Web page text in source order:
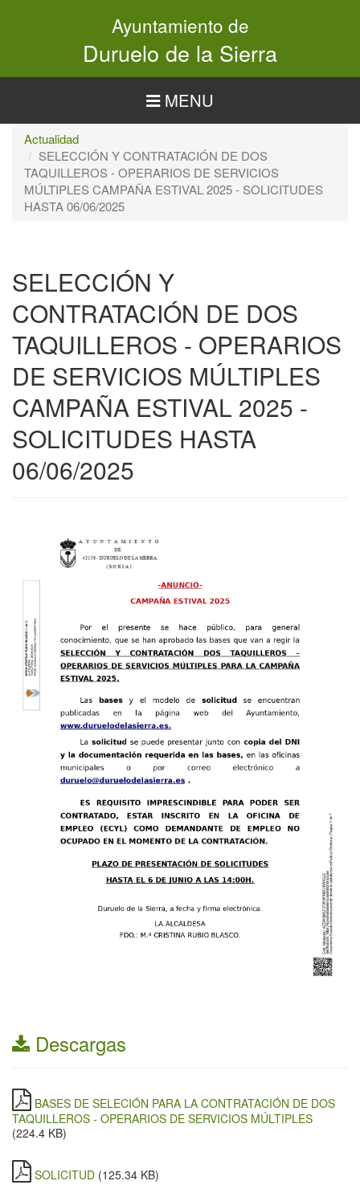
Ayuntamiento de
Duruelo de la Sierra
MENU
Actualidad
SELECCIÓN Y CONTRATACIÓN DE DOS
TAQUILLEROS - OPERARIOS DE SERVICIOS
MÚLTIPLES CAMPAÑA ESTIVAL 2025 - SOLICITUDES
HASTA 06/06/2025
SELECCIÓN Y
CONTRATACIÓN DE DOS
TAQUILLEROS - OPERARIOS
DE SERVICIOS MÚLTIPLES
CAMPAÑA ESTIVAL 2025 -
SOLICITUDES HASTA
06/06/2025
Descargas
BASES DE SELECIÓN PARA LA CONTRATACIÓN DE DOS
TAQUILLEROS - OPERARIOS DE SERVICIOS MÚLTIPLES
(224.4 KB)
SOLICITUD (125.34 KB)